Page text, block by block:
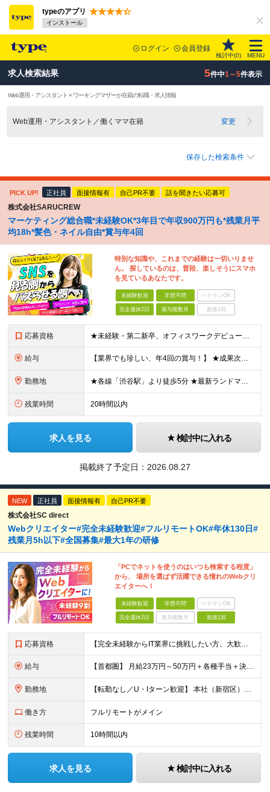
typeのアプリ
インストール
ログイン 会員登録
検討中(0) MENU
求人検索結果 5件中1～5件表示
Web運用・アシスタント × ワーキングマザーが在籍の転職・求人情報
Web運用・アシスタント／働くママ在籍 変更
保存した検索条件
PICK UP! 正社員 面接情報有 自己PR不要 話を聞きたい応募可
株式会社SARUCREW
マーケティング総合職*未経験OK*3年目で年収900万円も*残業月平
均18h*髪色・ネイル自由*賞与年4回
特別な知識や、これまでの経験は一切いりませ
ん。 探しているのは、普段、楽しそうにスマホ
を見ているあなたです。
未経験歓迎 学歴不問 ベテランOK
完全週休2日 賞与複数月 面接1回
応募資格 ★未経験・第二新卒、オフィスワークデビュー大歓迎 ★平均年齢は28.6歳！ ★20代の若手メンバーが中心になって活躍している職場です！ ●学歴不問 ※35歳以下の方（若年層の長期キャリア形成） ★こ
給与 【業界でも珍しい、年4回の賞与！】 ★成果次第でスピード昇給可 →20代で年収700万〜900万超も！ ■未経験：月給26〜30万円＋賞与年4回（業績による）＋各種手当 ※経験・スキルを考慮して決定
勤務地 ★各線「渋谷駅」より徒歩5分 ★最新ランドマークオフィスです！ ★転勤はありません 【本社】 東京都渋谷区道玄坂2-25-12 道玄坂通 dogenzaka-dori 5階 ※(変更の範囲)上記を除
残業時間 20時間以内
求人を見る 検討中に入れる
掲載終了予定日： 2026.08.27
NEW 正社員 面接情報有 自己PR不要
株式会社SC direct
Webクリエイター#完全未経験歓迎#フルリモートOK#年休130日#
残業月5h以下#全国募集#最大1年の研修
「PCでネットを使うのはいつも検索する程度」
から、 場所を選ばず活躍できる憧れのWebクリ
エイターへ！
未経験歓迎 学歴不問 ベテランOK
完全週休2日 賞与複数月 面接1回
応募資格 【完全未経験からIT業界に挑戦したい方、大歓迎！】 ●応募年齢制限：34歳まで（若年層の長期キャリア形成を図るため） ★学歴不問・転職回数不問 ★第二新卒・社会人デビューOK 【こんな方を求めていま
給与 【首都圏】 月給23万円～50万円＋各種手当＋決算賞与 【大阪】 月給22万円～50万円＋各種手当＋決算賞与 【愛知】 月給21.5万円～50万円＋各種手当＋決算賞与 【福岡・宮城】 月給20万
勤務地 【転勤なし／U・Iターン歓迎】 本社（新宿区）、大阪支店、名古屋支店または東京都・神奈川県・千葉県・埼玉県・愛知県・大阪府・福岡県をはじめ、全国のプロジェクト先 ※ご希望を最大限考慮して配属先を決定
働き方 フルリモートがメイン
残業時間 10時間以内
求人を見る 検討中に入れる